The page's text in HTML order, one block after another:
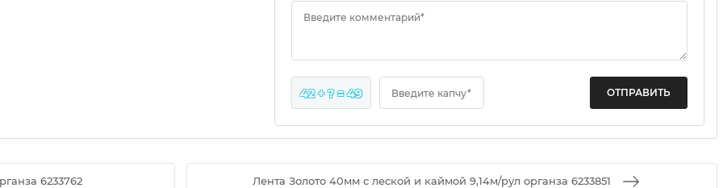
Введите комментарий*
42 + ? = 49 Введите капчу*
6233762 Лента Золото 40мм с леской и каймой 9,14м/рул органза 6233851